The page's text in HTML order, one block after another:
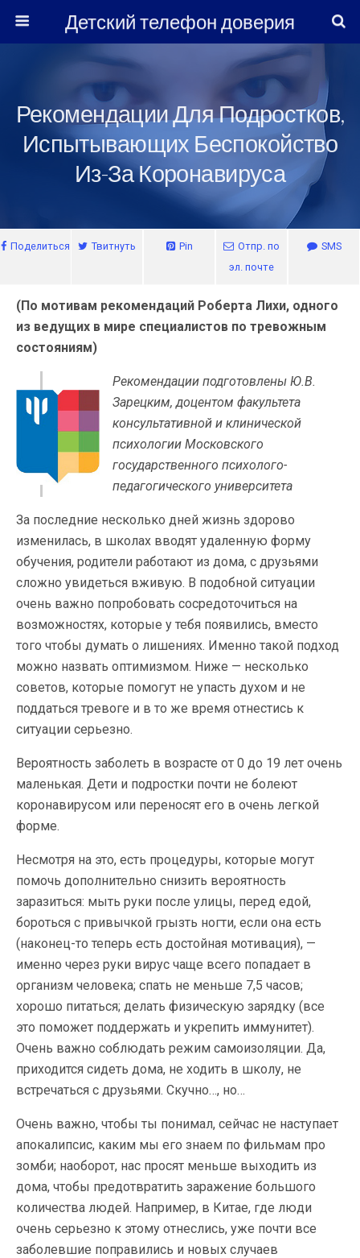
Детский телефон доверия
Рекомендации Для Подростков,
Испытывающих Беспокойство
Из-За Коронавируса
Поделиться Твитнуть Pin
Отпр. по
эл. почте
SMS
(По мотивам рекомендаций Роберта Лихи, одного
из ведущих в мире специалистов по тревожным
состояниям)
Рекомендации подготовлены Ю.В.
Зарецким, доцентом факультета
консультативной и клинической
психологии Московского
государственного психолого-
педагогического университета
За последние несколько дней жизнь здорово
изменилась, в школах вводят удаленную форму
обучения, родители работают из дома, с друзьями
сложно увидеться вживую. В подобной ситуации
очень важно попробовать сосредоточиться на
возможностях, которые у тебя появились, вместо
того чтобы думать о лишениях. Именно такой подход
можно назвать оптимизмом. Ниже — несколько
советов, которые помогут не упасть духом и не
поддаться тревоге и в то же время отнестись к
ситуации серьезно.
Вероятность заболеть в возрасте от 0 до 19 лет очень
маленькая. Дети и подростки почти не болеют
коронавирусом или переносят его в очень легкой
форме.
Несмотря на это, есть процедуры, которые могут
помочь дополнительно снизить вероятность
заразиться: мыть руки после улицы, перед едой,
бороться с привычкой грызть ногти, если она есть
(наконец-то теперь есть достойная мотивация), —
именно через руки вирус чаще всего попадает в
организм человека; спать не меньше 7,5 часов;
хорошо питаться; делать физическую зарядку (все
это поможет поддержать и укрепить иммунитет).
Очень важно соблюдать режим самоизоляции. Да,
приходится сидеть дома, не ходить в школу, не
встречаться с друзьями. Скучно…, но…
Очень важно, чтобы ты понимал, сейчас не наступает
апокалипсис, каким мы его знаем по фильмам про
зомби; наоборот, нас просят меньше выходить из
дома, чтобы предотвратить заражение большого
количества людей. Например, в Китае, где люди
очень серьезно к этому отнеслись, уже почти все
заболевшие поправились и новых случаев